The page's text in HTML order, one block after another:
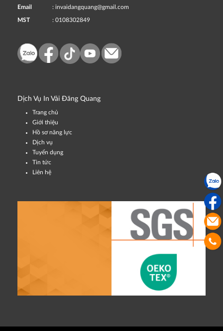
Email : invaidangquang@gmail.com
MST : 0108302849
Dịch Vụ In Vải Đăng Quang
Trang chủ
Giới thiệu
Hồ sơ năng lực
Dịch vụ
Tuyển dụng
Tin tức
Liên hệ